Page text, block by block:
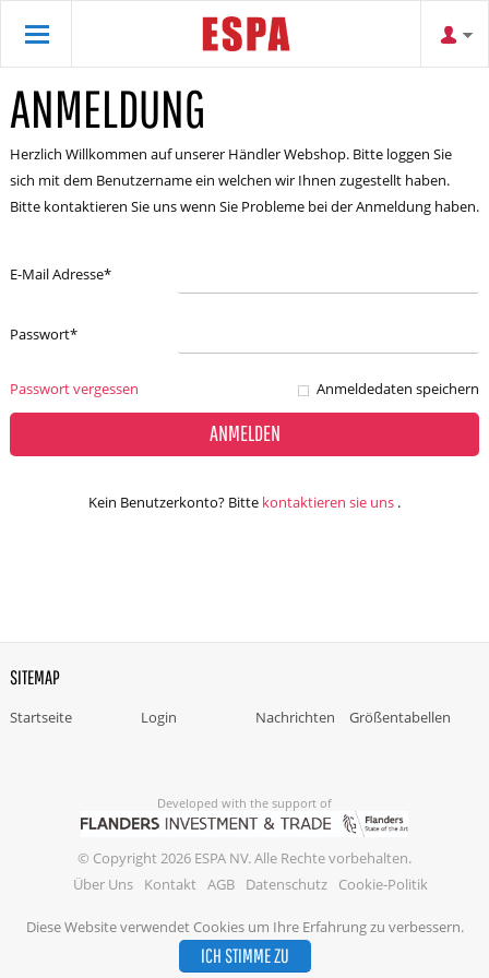
Diese Website verwendet Cookies um Ihre Erfahrung zu verbessern.
ICH STIMME ZU
ANMELDUNG
Herzlich Willkommen auf unserer Händler Webshop. Bitte loggen Sie
sich mit dem Benutzername ein welchen wir Ihnen zugestellt haben.
Bitte kontaktieren Sie uns wenn Sie Probleme bei der Anmeldung haben.
E-Mail Adresse*
Passwort*
Passwort vergessen Anmeldedaten speichern
ANMELDEN
Kein Benutzerkonto? Bitte kontaktieren sie uns .
SITEMAP
Startseite Login Nachrichten Größentabellen
Developed with the support of
© Copyright 2026 ESPA NV. Alle Rechte vorbehalten.
Über Uns
Kontakt AGB Datenschutz Cookie-Politik